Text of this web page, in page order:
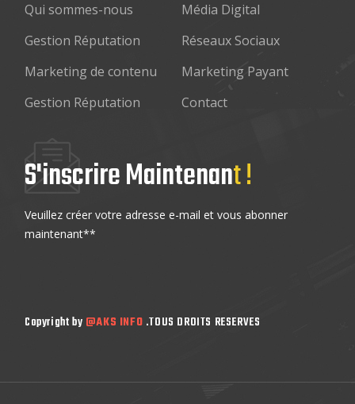
Qui sommes-nous
Média Digital
Gestion Réputation
Réseaux Sociaux
Marketing de contenu
Marketing Payant
Gestion Réputation
Contact
S'inscrire Maintenant !
Veuillez créer votre adresse e-mail et vous abonner
maintenant**
Copyright by @AKS INFO .TOUS DROITS RESERVES